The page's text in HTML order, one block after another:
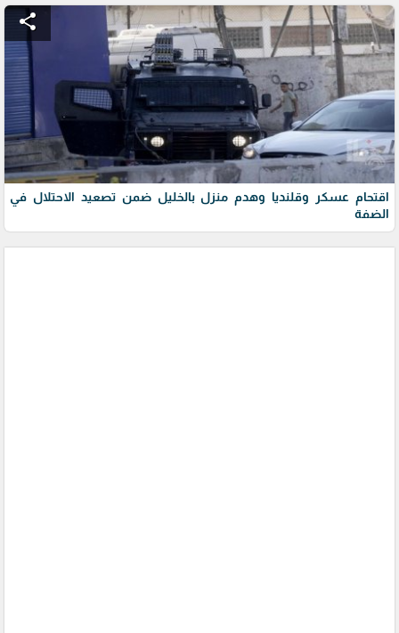
share
اقتحام عسكر وقلنديا وهدم منزل بالخليل ضمن تصعيد الاحتلال في
الضفة